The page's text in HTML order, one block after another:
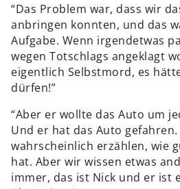
“Das Problem war, dass wir
anbringen konnten, und das
Aufgabe. Wenn irgendetwas
wegen Totschlags angeklagt
eigentlich Selbstmord, es
dürfen!”
“Aber er wollte das Auto um
Und er hat das Auto
wahrscheinlich erzählen, wie
hat. Aber wir wissen etwas
immer, das ist Nick und er ist